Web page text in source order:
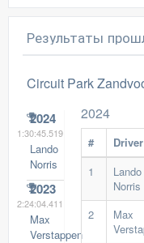
Результаты
Circuit Park
2024
1:30:45.519
Lando
Norris
2023
2:24:04.411
Max
Verstappen
2024
# Driver
1
Lando
Norris
2
Max